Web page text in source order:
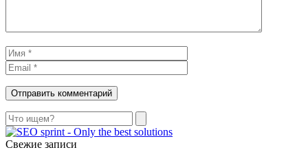
Поиск
Свежие записи